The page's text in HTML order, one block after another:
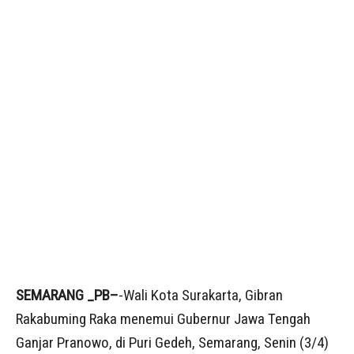
SEMARANG _PB–-Wali Kota Surakarta, Gibran
Rakabuming Raka menemui Gubernur Jawa Tengah
Ganjar Pranowo, di Puri Gedeh, Semarang, Senin (3/4)